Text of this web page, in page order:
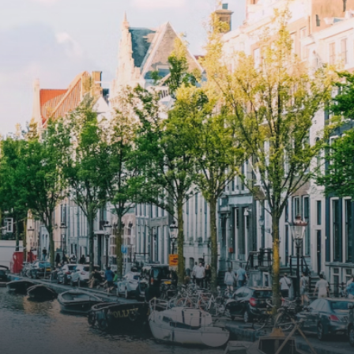
spaces.The building incorporates
solar panels to generate energy
supply. The windows have solar
control glazing, and the apartments
have climate control driven by a
thermal energy storage system.
Underfloor heating and cooling
contribute to a healthy indoor
environment. The atriums' seasonal
green walls provide natural summer
cooling, improved air quality and
acoustics, and are specially
designed to attract native birds and
butterflies.The bright residence
features an efficient and functional
open floor plan, a unique custom
kitchen, a bathroom and fitted
wardrobes. High-grade finishes